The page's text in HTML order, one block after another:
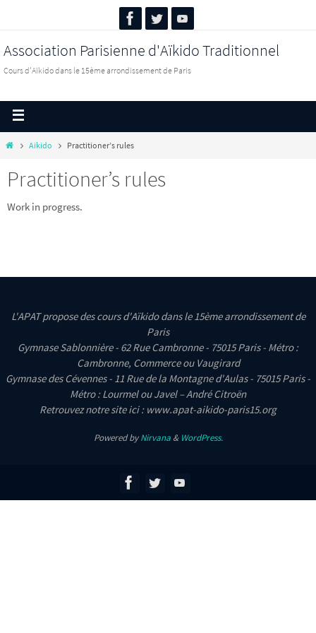
Association Parisienne d'Aïkido Traditionnel
Cours d'Aïkido dans le 15ème arrondissement de Paris
Aikido Practitioner’s rules
Practitioner’s rules
Work in progress.
L'APAT propose des cours d'Aïkido dans le 15ème arrondissement de
Paris
Gymnase Sablonnière - 62 Rue Cambronne - 75015 Paris - Métro :
Cambronne, Commerce ou Vaugirard
Gymnase des Cévennes - 11 Rue de la Montagne d'Aulas - 75015 Paris -
Métro : Lourmel ou Javel – André Citroën
Retrouvez notre site ici : www.apat-aikido-paris15.org
Powered byNirvana& WordPress.